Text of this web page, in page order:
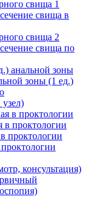
свища 1
свища в
свища 2
свища по
анальной зоны
зоны (1 ед.)
узел)
в проктологии
в проктологии
проктологии
консультация)